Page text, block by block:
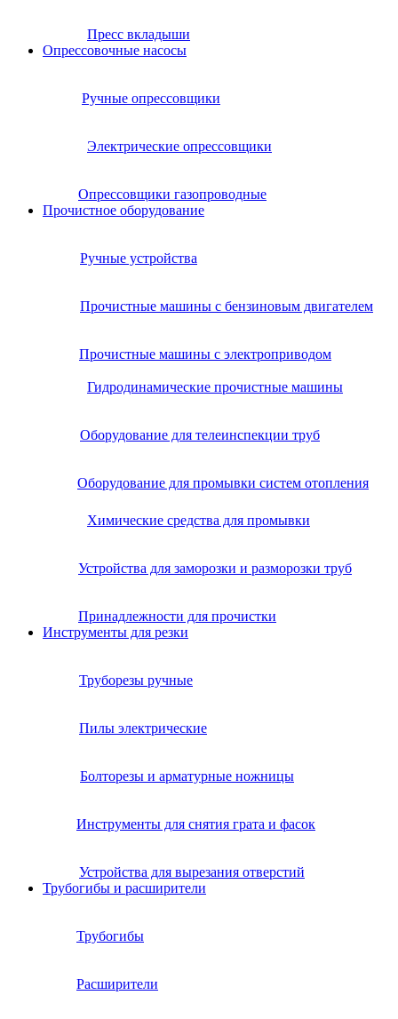
Пресс вкладыши
Опрессовочные насосы
Ручные опрессовщики
Электрические опрессовщики
Опрессовщики газопроводные
Прочистное оборудование
Ручные устройства
Прочистные машины с бензиновым двигателем
Прочистные машины с электроприводом
Гидродинамические прочистные машины
Оборудование для телеинспекции труб
Оборудование для промывки систем отопления
Химические средства для промывки
Устройства для заморозки и разморозки труб
Принадлежности для прочистки
Инструменты для резки
Труборезы ручные
Пилы электрические
Болторезы и арматурные ножницы
Инструменты для снятия грата и фасок
Устройства для вырезания отверстий
Трубогибы и расширители
Трубогибы
Расширители